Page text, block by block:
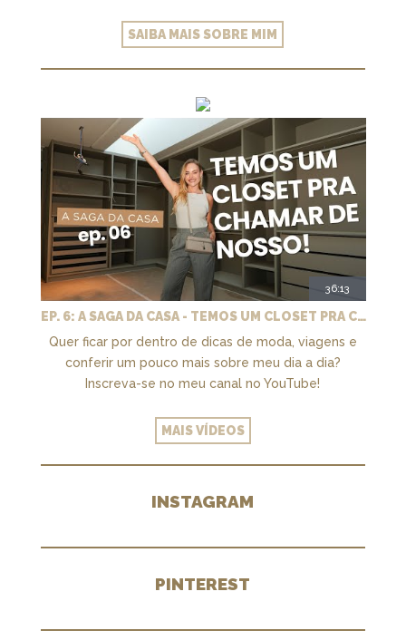
SAIBA MAIS SOBRE MIM
36:13
EP. 6: A SAGA DA CASA - TEMOS UM CLOSET PRA CHAMAR DE NOSSO + MARCENARIA E PAISAGISMO
Quer ficar por dentro de dicas de moda, viagens e
conferir um pouco mais sobre meu dia a dia?
Inscreva-se no meu canal no YouTube!
MAIS VÍDEOS
INSTAGRAM
PINTEREST